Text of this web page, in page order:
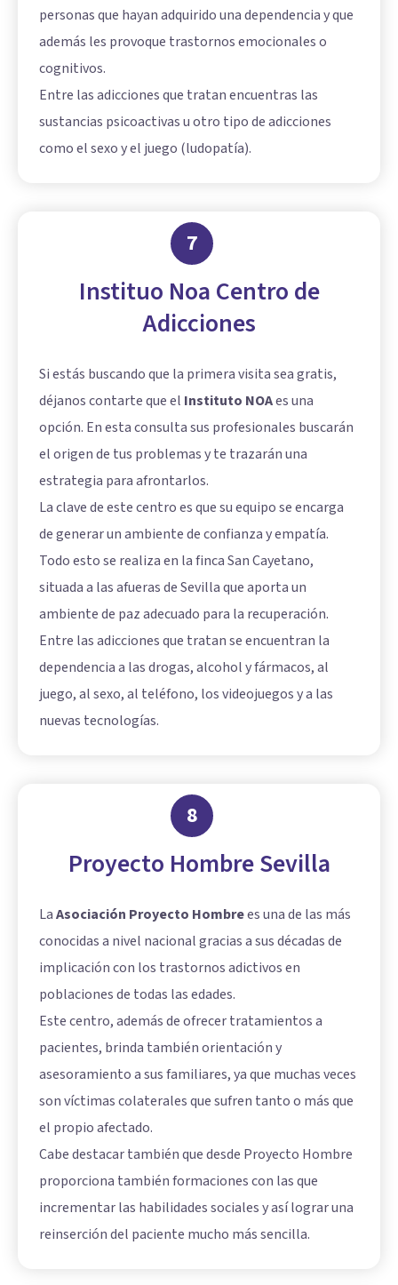
personas que hayan adquirido una dependencia y que
además les provoque trastornos emocionales o
cognitivos.
Entre las adicciones que tratan encuentras las
sustancias psicoactivas u otro tipo de adicciones
como el sexo y el juego (ludopatía).
7
Instituo Noa Centro de
Adicciones
Si estás buscando que la primera visita sea gratis,
déjanos contarte que el Instituto NOAes una
opción. En esta consulta sus profesionales buscarán
el origen de tus problemas y te trazarán una
estrategia para afrontarlos.
La clave de este centro es que su equipo se encarga
de generar un ambiente de confianza y empatía.
Todo esto se realiza en la finca San Cayetano,
situada a las afueras de Sevilla que aporta un
ambiente de paz adecuado para la recuperación.
Entre las adicciones que tratan se encuentran la
dependencia a las drogas, alcohol y fármacos, al
juego, al sexo, al teléfono, los videojuegos y a las
nuevas tecnologías.
8
Proyecto Hombre Sevilla
LaAsociación Proyecto Hombrees una de las más
conocidas a nivel nacional gracias a sus décadas de
implicación con los trastornos adictivos en
poblaciones de todas las edades.
Este centro, además de ofrecer tratamientos a
pacientes, brinda también orientación y
asesoramiento a sus familiares, ya que muchas veces
son víctimas colaterales que sufren tanto o más que
el propio afectado.
Cabe destacar también que desde Proyecto Hombre
proporciona también formaciones con las que
incrementar las habilidades sociales y así lograr una
reinserción del paciente mucho más sencilla.